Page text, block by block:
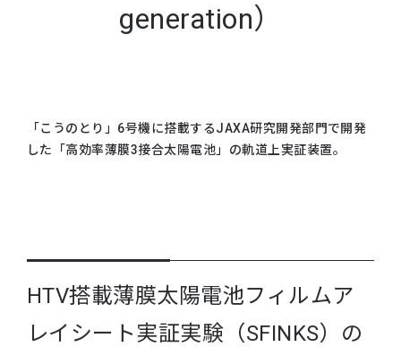
generation）
「こうのとり」6号機に搭載するJAXA研究開発部門で開発
した「高効率薄膜3接合太陽電池」の軌道上実証装置。
HTV搭載薄膜太陽電池フィルムア
レイシート実証実験（SFINKS）の